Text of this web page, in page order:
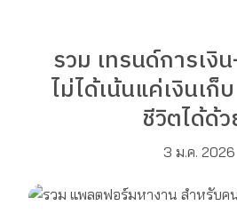
รวม เทรนด์การเงิ
ไม่ได้เน้นแค่เงินเก็
ชีวิตได้ด้
3 ม.ค. 2026